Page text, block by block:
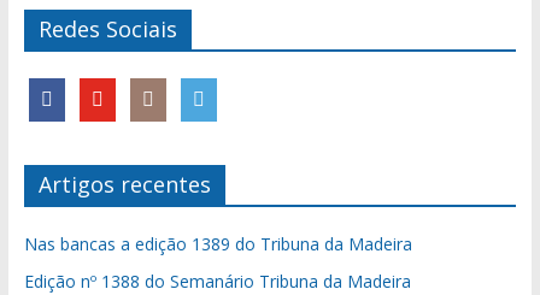
Redes Sociais
Artigos recentes
Nas bancas a edição 1389 do Tribuna da Madeira
Edição nº 1388 do Semanário Tribuna da Madeira